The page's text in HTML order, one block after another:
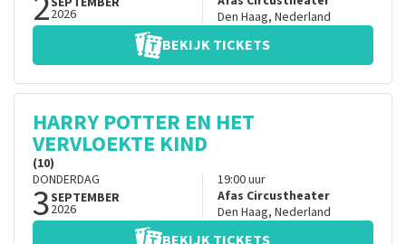
2026
Den Haag, Nederland
BEKIJK TICKETS
HARRY POTTER EN HET
VERVLOEKTE KIND
(10)
DONDERDAG
3SEPTEMBER
2026
19:00uur
Afas Circustheater
Den Haag, Nederland